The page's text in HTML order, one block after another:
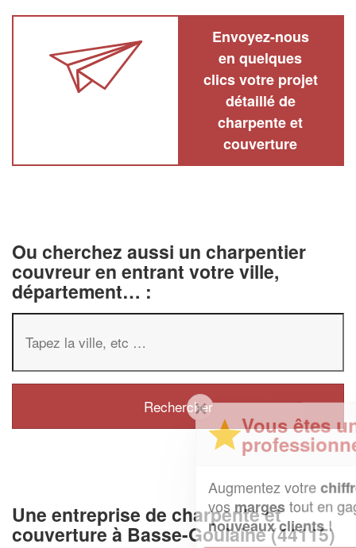
Envoyez-nous
en quelques
clics votre projet
détaillé de
charpente et
couverture
Ou cherchez aussi un charpentier
couvreur en entrant votre ville,
département… :
Une entreprise de charpente et
couverture à Basse-Goulaine (44115)
Vous êtes un
professionnel ?
Augmentez votrechiffre d'affaireset
vos marges tout en gagnant de
nouveaux clients!